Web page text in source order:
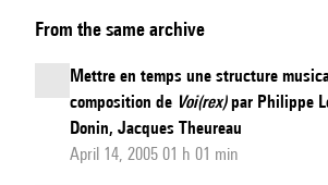
A.
–
Hippocampe
Artificiel
From the same archive
Mettre en temps une structure
composition de Voi(rex)par Philippe
Donin, Jacques Theureau
April 14, 2005 01 h 01 min